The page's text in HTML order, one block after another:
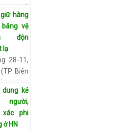
quận 8
đã lập hồ
tra, làm
tháng
chi tiết
hàng
vệ
độn
lạ
28-11,
Biên
trường
với lực
thông
Xem chi
dung kẻ
người,
xác phi
ở HN